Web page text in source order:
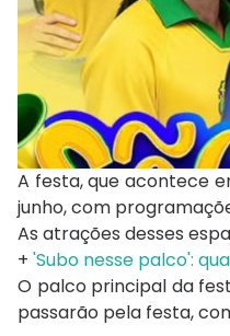
A festa, que acontece
junho, com
As atrações desses
+ 'Subo nesse palco':
O palco principal da
passarão pela festa,